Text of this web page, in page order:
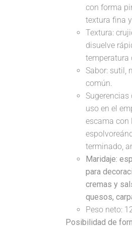
con forma
textura fina
Textura:
disuelve
temperatura
Sabor: sutil,
común.
Sugerencias
uso en el
escama con
terminado,
Maridaje:
para
cremas y
quesos,
Peso neto:
Posibilidad de